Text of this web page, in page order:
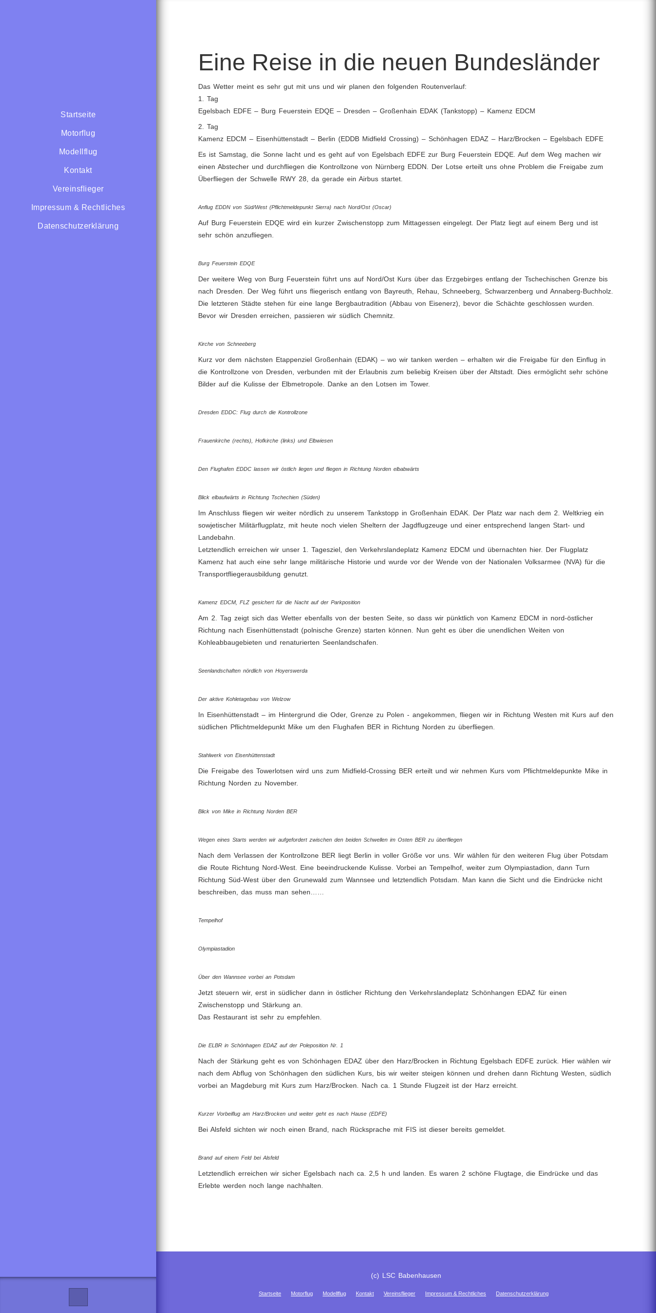
Startseite
Motorflug
Modellflug
Kontakt
Vereinsflieger
Impressum & Rechtliches
Datenschutzerklärung
Eine Reise in die neuen Bundesländer
Das Wetter meint es sehr gut mit uns und wir planen den folgenden Routenverlauf:
1. Tag
Egelsbach EDFE – Burg Feuerstein EDQE – Dresden – Großenhain EDAK (Tankstopp) – Kamenz EDCM
2. Tag
Kamenz EDCM – Eisenhüttenstadt – Berlin (EDDB Midfield Crossing) – Schönhagen EDAZ – Harz/Brocken – Egelsbach EDFE
Es ist Samstag, die Sonne lacht und es geht auf von Egelsbach EDFE zur Burg Feuerstein EDQE. Auf dem Weg machen wir
einen Abstecher und durchfliegen die Kontrollzone von Nürnberg EDDN. Der Lotse erteilt uns ohne Problem die Freigabe zum
Überfliegen der Schwelle RWY 28, da gerade ein Airbus startet.
Anflug EDDN von Süd/West (Pflichtmeldepunkt Sierra) nach Nord/Ost (Oscar)
Auf Burg Feuerstein EDQE wird ein kurzer Zwischenstopp zum Mittagessen eingelegt. Der Platz liegt auf einem Berg und ist
sehr schön anzufliegen.
Burg Feuerstein EDQE
Der weitere Weg von Burg Feuerstein führt uns auf Nord/Ost Kurs über das Erzgebirges entlang der Tschechischen Grenze bis
nach Dresden. Der Weg führt uns fliegerisch entlang von Bayreuth, Rehau, Schneeberg, Schwarzenberg und Annaberg-Buchholz.
Die letzteren Städte stehen für eine lange Bergbautradition (Abbau von Eisenerz), bevor die Schächte geschlossen wurden.
Bevor wir Dresden erreichen, passieren wir südlich Chemnitz.
Kirche von Schneeberg
Kurz vor dem nächsten Etappenziel Großenhain (EDAK) – wo wir tanken werden – erhalten wir die Freigabe für den Einflug in
die Kontrollzone von Dresden, verbunden mit der Erlaubnis zum beliebig Kreisen über der Altstadt. Dies ermöglicht sehr schöne
Bilder auf die Kulisse der Elbmetropole. Danke an den Lotsen im Tower.
Dresden EDDC: Flug durch die Kontrollzone
Frauenkirche (rechts), Hofkirche (links) und Elbwiesen
Den Flughafen EDDC lassen wir östlich liegen und fliegen in Richtung Norden elbabwärts
Blick elbaufwärts in Richtung Tschechien (Süden)
Im Anschluss fliegen wir weiter nördlich zu unserem Tankstopp in Großenhain EDAK. Der Platz war nach dem 2. Weltkrieg ein
sowjetischer Militärflugplatz, mit heute noch vielen Sheltern der Jagdflugzeuge und einer entsprechend langen Start- und
Landebahn.
Letztendlich erreichen wir unser 1. Tagesziel, den Verkehrslandeplatz Kamenz EDCM und übernachten hier. Der Flugplatz
Kamenz hat auch eine sehr lange militärische Historie und wurde vor der Wende von der Nationalen Volksarmee (NVA) für die
Transportfliegerausbildung genutzt.
Kamenz EDCM, FLZ gesichert für die Nacht auf der Parkposition
Am 2. Tag zeigt sich das Wetter ebenfalls von der besten Seite, so dass wir pünktlich von Kamenz EDCM in nord-östlicher
Richtung nach Eisenhüttenstadt (polnische Grenze) starten können. Nun geht es über die unendlichen Weiten von
Kohleabbaugebieten und renaturierten Seenlandschafen.
Seenlandschaften nördlich von Hoyerswerda
Der aktive Kohletagebau von Welzow
In Eisenhüttenstadt – im Hintergrund die Oder, Grenze zu Polen - angekommen, fliegen wir in Richtung Westen mit Kurs auf den
südlichen Pflichtmeldepunkt Mike um den Flughafen BER in Richtung Norden zu überfliegen.
Stahlwerk von Eisenhüttenstadt
Die Freigabe des Towerlotsen wird uns zum Midfield-Crossing BER erteilt und wir nehmen Kurs vom Pflichtmeldepunkte Mike in
Richtung Norden zu November.
Blick von Mike in Richtung Norden BER
Wegen eines Starts werden wir aufgefordert zwischen den beiden Schwellen im Osten BER zu überfliegen
Nach dem Verlassen der Kontrollzone BER liegt Berlin in voller Größe vor uns. Wir wählen für den weiteren Flug über Potsdam
die Route Richtung Nord-West. Eine beeindruckende Kulisse. Vorbei an Tempelhof, weiter zum Olympiastadion, dann Turn
Richtung Süd-West über den Grunewald zum Wannsee und letztendlich Potsdam. Man kann die Sicht und die Eindrücke nicht
beschreiben, das muss man sehen……
Tempelhof
Olympiastadion
Über den Wannsee vorbei an Potsdam
Jetzt steuern wir, erst in südlicher dann in östlicher Richtung den Verkehrslandeplatz Schönhangen EDAZ für einen
Zwischenstopp und Stärkung an.
Das Restaurant ist sehr zu empfehlen.
Die ELBR in Schönhagen EDAZ auf der Poleposition Nr. 1
Nach der Stärkung geht es von Schönhagen EDAZ über den Harz/Brocken in Richtung Egelsbach EDFE zurück. Hier wählen wir
nach dem Abflug von Schönhagen den südlichen Kurs, bis wir weiter steigen können und drehen dann Richtung Westen, südlich
vorbei an Magdeburg mit Kurs zum Harz/Brocken. Nach ca. 1 Stunde Flugzeit ist der Harz erreicht.
Kurzer Vorbeiflug am Harz/Brocken und weiter geht es nach Hause (EDFE)
Bei Alsfeld sichten wir noch einen Brand, nach Rücksprache mit FIS ist dieser bereits gemeldet.
Brand auf einem Feld bei Alsfeld
Letztendlich erreichen wir sicher Egelsbach nach ca. 2,5 h und landen. Es waren 2 schöne Flugtage, die Eindrücke und das
Erlebte werden noch lange nachhalten.
(c) LSC Babenhausen
Startseite Motorflug Modellflug Kontakt Vereinsflieger Impressum & Rechtliches Datenschutzerklärung